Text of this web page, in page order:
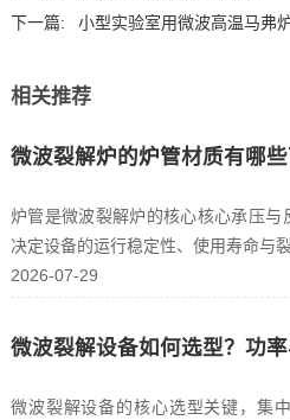
下一篇:
小型实验室用微波高温马弗
相关推荐
微波裂解炉的炉管材质有哪
炉管是微波裂解炉的核心核心承压
决定设备的运行稳定性、使用寿命与裂
2026-07-29
微波裂解设备如何选型？功
微波裂解设备的核心选型关键，集